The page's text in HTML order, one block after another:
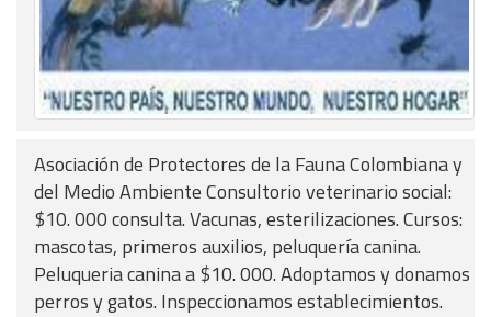
Asociación de Protectores de la Fauna Colombiana y
del Medio Ambiente Consultorio veterinario social:
$10. 000 consulta. Vacunas, esterilizaciones. Cursos:
mascotas, primeros auxilios, peluquería canina.
Peluqueria canina a $10. 000. Adoptamos y donamos
perros y gatos. Inspeccionamos establecimientos.